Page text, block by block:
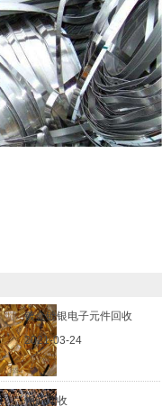
镀金镀银电子元件回收
2021-03-24
钢筋回收